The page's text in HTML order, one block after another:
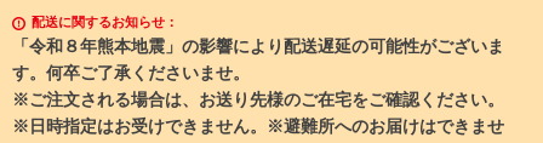
配送に関するお知らせ：
「令和８年熊本地震」の影響により配送遅延の可能性がございま
す。何卒ご了承くださいませ。
※ご注文される場合は、お送り先様のご在宅をご確認ください。
※日時指定はお受けできません。※避難所へのお届けはできませ